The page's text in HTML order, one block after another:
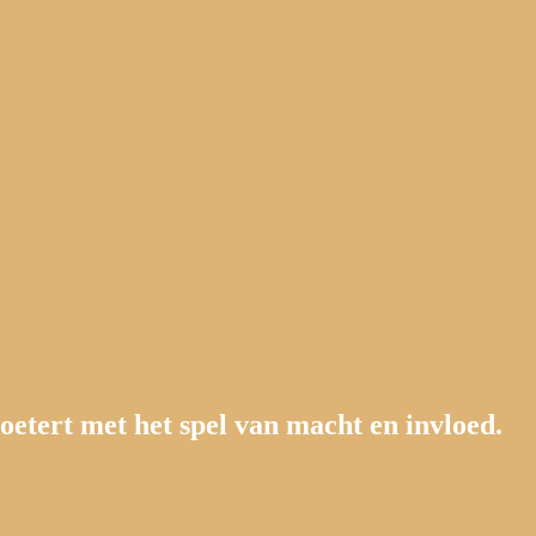
met het spel van macht en invloed.